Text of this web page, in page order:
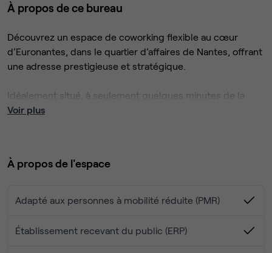
À propos de ce bureau
Découvrez un espace de coworking flexible au cœur
d’Euronantes, dans le quartier d’affaires de Nantes, offrant
une adresse prestigieuse et stratégique.
Idéalement situé, à seulement quelques minutes de la
gare et du centre-ville, cet espace moderne et lumineux
Voir plus
À propos de l'espace
Adapté aux personnes à mobilité réduite (PMR)
Établissement recevant du public (ERP)